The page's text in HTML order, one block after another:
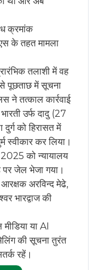
क्रमांक
के तहत मामला
तलाशी में वह
से पूछताछ में सूचना
ने तत्काल कार्रवाई
उर्फ दादु (27
दुर्ग को हिरासत में
स्वीकार कर लिया।
2025 को न्यायालय
पर जेल भेजा गया।
आरक्षक अरविन्द मेढे,
भारद्वाज की
या AI
की सूचना तुरंत
रहें।